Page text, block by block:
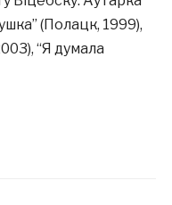
(Полацк, 1999),
“Я думала